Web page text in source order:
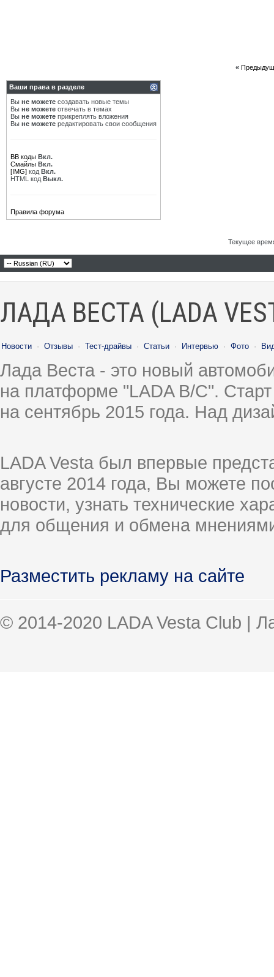
«
Ваши права в разделе
Вы не можете создавать новые темы
Вы не можете отвечать в темах
Вы не можете прикреплять вложения
Вы не можете редактировать свои сообщения
BB коды Вкл.
Смайлы Вкл.
[IMG] код Вкл.
HTML код Выкл.
Правила форума
Текущее
ЛАДА ВЕСТА (LADA
Новости · Отзывы · Тест-драйвы · Статьи · Интервью · Фото ·
Лада Веста - это новый
на платформе "LADA B/C".
на сентябрь 2015 года. Над
LADA Vesta был впервые
августе 2014 года, Вы можете
новости, узнать технические
для общения и обмена
Разместить рекламу на сайте
© 2014-2020 LADA Vesta Club |